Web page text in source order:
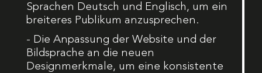
Sprachen Deutsch und Englisch, um ein
breiteres Publikum anzusprechen.
- Die Anpassung der Website und der
Bildsprache an die neuen
Designmerkmale, um eine konsistente